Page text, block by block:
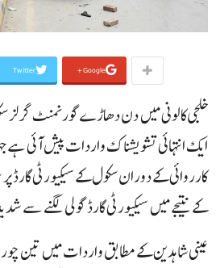
Twitter Google+
خلجی کالونی میں دن دھاڑے گورنمنٹ
ایک انتہائی تشویشناک واردات پیش آئی
کارروائی کے دوران سکول کے سیکیورٹی
کے نتیجے میں سیکیورٹی گارڈ گولی لگنے سے
عینی شاہدین کے مطابق واردات میں تین